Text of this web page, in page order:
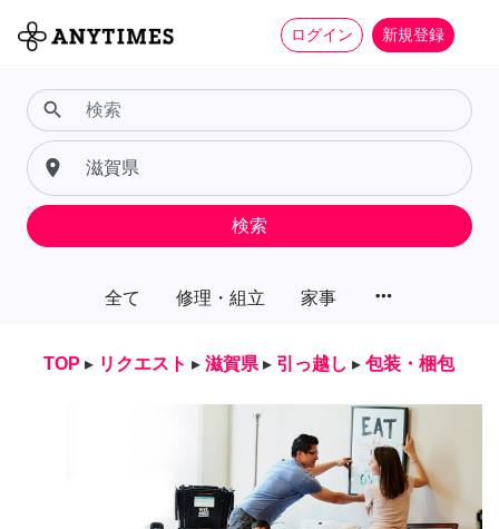
ログイン 新規登録
全て 修理・組立 家事 more_horiz
search
place
検索
TOP ▸ リクエスト ▸ 滋賀県 ▸ 引っ越し ▸ 包装・梱包